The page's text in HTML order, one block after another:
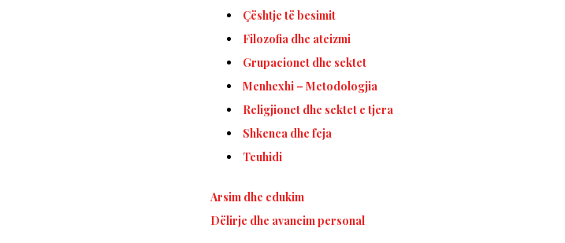
Çështje të besimit
Filozofia dhe ateizmi
Grupacionet dhe sektet
Menhexhi – Metodologjia
Religjionet dhe sektet e tjera
Shkenca dhe feja
Teuhidi
Arsim dhe edukim
Dëlirje dhe avancim personal